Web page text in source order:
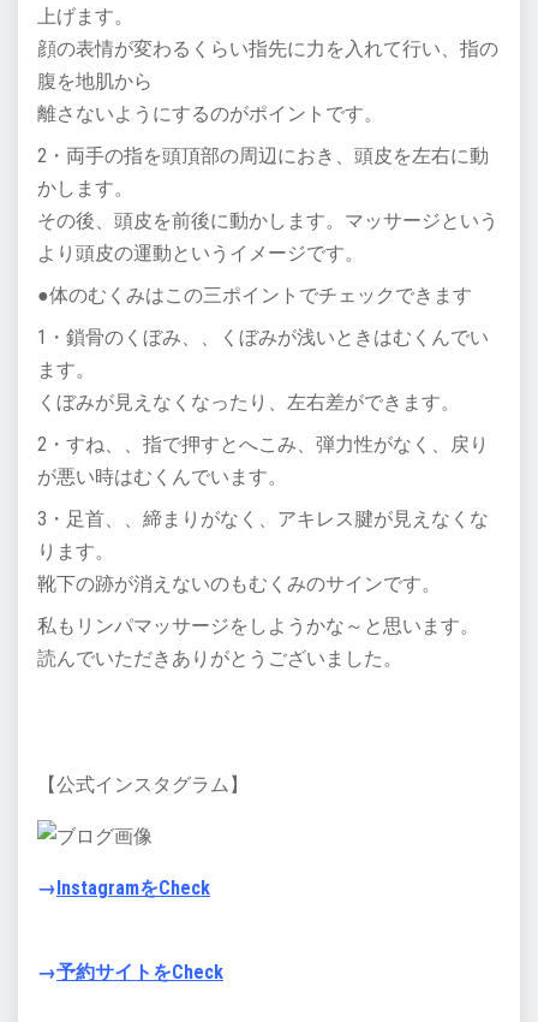
上げます。
顔の表情が変わるくらい指先に力を入れて行い、指の
腹を地肌から
離さないようにするのがポイントです。
2・両手の指を頭頂部の周辺におき、頭皮を左右に動
かします。
その後、頭皮を前後に動かします。マッサージという
より頭皮の運動というイメージです。
●体のむくみはこの三ポイントでチェックできます
1・鎖骨のくぼみ、、くぼみが浅いときはむくんでい
ます。
くぼみが見えなくなったり、左右差ができます。
2・すね、、指で押すとへこみ、弾力性がなく、戻り
が悪い時はむくんでいます。
3・足首、、締まりがなく、アキレス腱が見えなくな
ります。
靴下の跡が消えないのもむくみのサインです。
私もリンパマッサージをしようかな～と思います。
読んでいただきありがとうございました。
【公式インスタグラム】
→InstagramをCheck
→予約サイトをCheck